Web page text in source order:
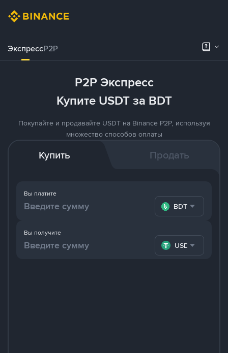
ЭкспрессP2P
P2P Экспресс
Купите USDT за BDT
Покупайте и продавайте USDT на Binance P2P, используя
множество способов оплаты
Купить Продать
Вы платите
BDT
Вы получите
USDT